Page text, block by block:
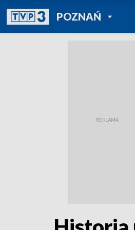
POZNAŃPOWRÓT DO
TVP REGIONY